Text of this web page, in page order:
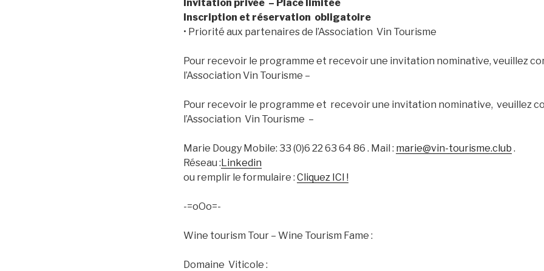
Invitation privée – Place limitée
Inscription et réservation obligatoire
• Priorité aux partenaires de l’Association Vin Tourisme
Pour recevoir le programme et recevoir une invitation nominative, veuillez
l’Association Vin Tourisme –
Pour recevoir le programme et recevoir une invitation nominative, veuillez
l’Association Vin Tourisme –
Marie Dougy Mobile: 33 (0)6 22 63 64 86 . Mail : marie@vin-tourisme.club .
Réseau :Linkedin
ou remplir le formulaire : Cliquez ICI !
-=oOo=-
Wine tourism Tour – Wine Tourism Fame :
Domaine Viticole :